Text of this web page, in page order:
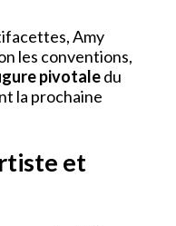
Amy
les conventions,
pivotaledu
la prochaine
et